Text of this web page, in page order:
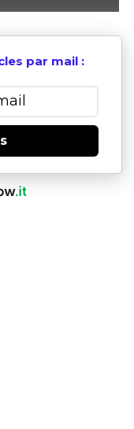
par mail :